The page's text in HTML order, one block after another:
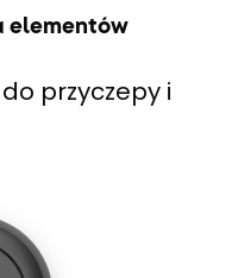
elementów
przyczepy i